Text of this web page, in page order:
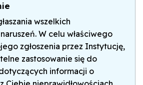
wszelkich
W celu właściwego
zgłoszenia przez Instytucję,
zastosowanie się do
informacji o